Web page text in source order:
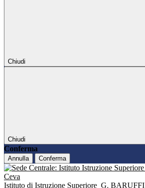
Chiudi
Chiudi
Conferma
Annulla Conferma
Istituto di Istruzione Superiore G. BARUFFI